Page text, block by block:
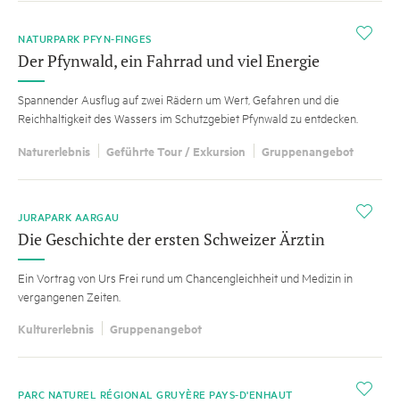
i
NATURPARK PFYN-FINGES
Der Pfynwald, ein Fahrrad und viel Energie
Spannender Ausflug auf zwei Rädern um Wert, Gefahren und die
Reichhaltigkeit des Wassers im Schutzgebiet Pfynwald zu entdecken.
Naturerlebnis Geführte Tour / Exkursion Gruppenangebot
i
JURAPARK AARGAU
Die Geschichte der ersten Schweizer Ärztin
Ein Vortrag von Urs Frei rund um Chancengleichheit und Medizin in
vergangenen Zeiten.
Kulturerlebnis Gruppenangebot
i
PARC NATUREL RÉGIONAL GRUYÈRE PAYS-D'ENHAUT